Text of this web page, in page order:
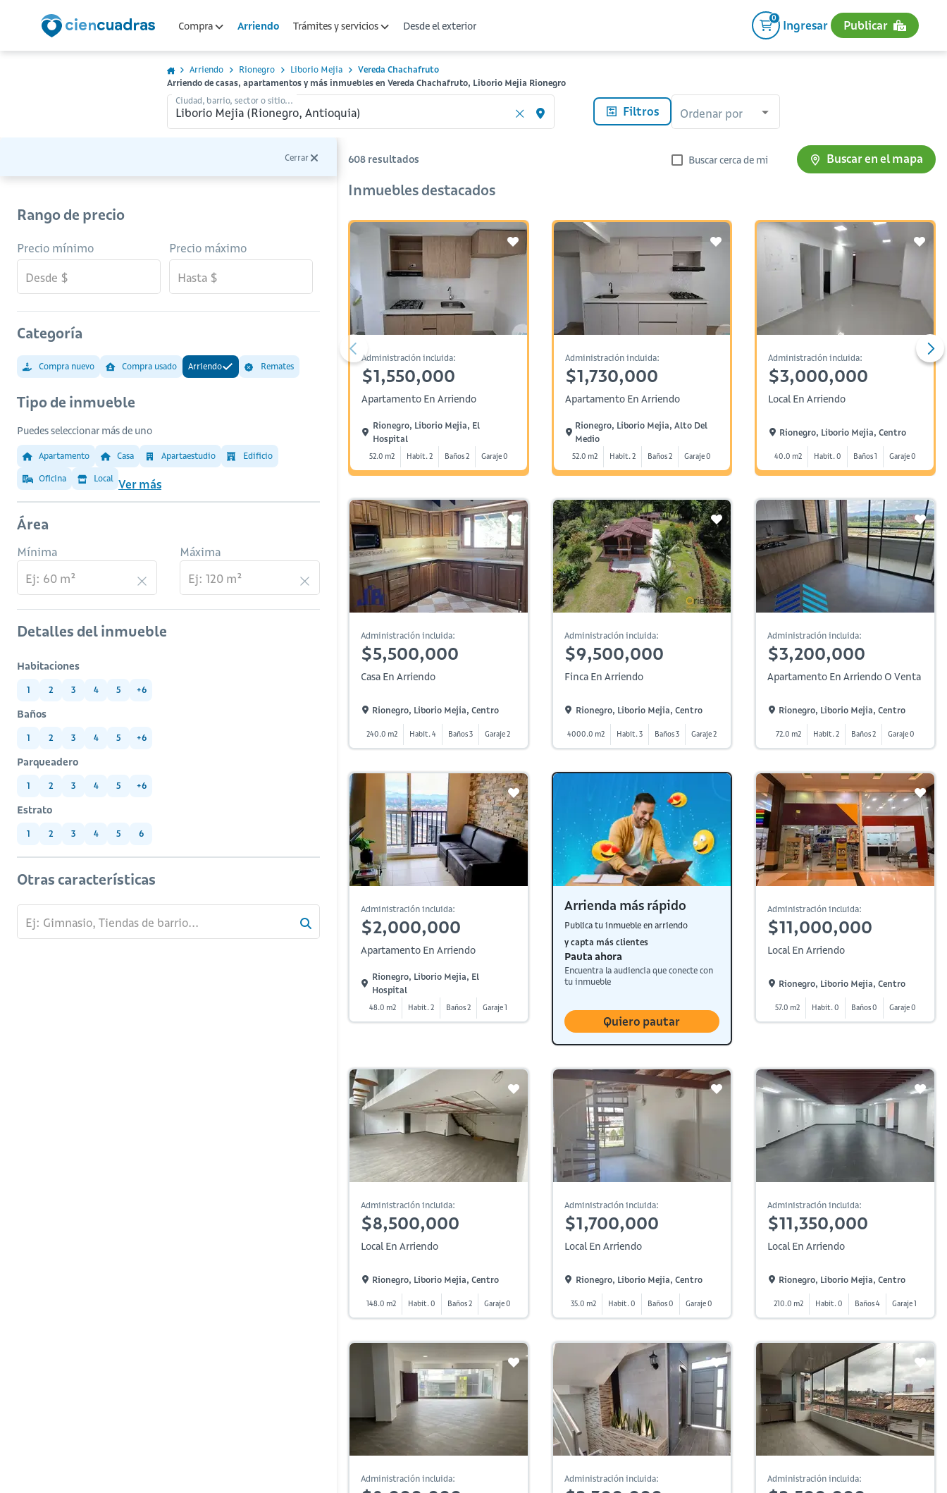
Compra Arriendo Trámites y servicios Desde el exterior
0
Ingresar Publicar
Arriendo Rionegro Liborio Mejia
Vereda Chachafruto
Arriendo de casas, apartamentos y más inmuebles en Vereda Chachafruto, Liborio Mejia Rionegro
Ciudad, barrio, sector o sitio...
Filtros Ordenar por
Cerrar
Rango de precio
Precio mínimo Precio máximo
Categoría
Compra nuevo Compra usado Arriendo Remates
Tipo de inmueble
Puedes seleccionar más de uno
Apartamento Casa Apartaestudio Edificio
Oficina Local Ver más
Área
Mínima Máxima
Detalles del inmueble
Habitaciones
1 2 3 4 5 +6
Baños
1 2 3 4 5 +6
Parqueadero
1 2 3 4 5 +6
Estrato
1 2 3 4 5 6
Otras características
608 resultados Buscar cerca de mi Buscar en el mapa
Inmuebles destacados
Administración incluida:
$1,550,000
Apartamento En Arriendo
Rionegro, Liborio Mejia, El
Hospital
52.0 m2 Habit. 2 Baños 2 Garaje 0
Administración incluida:
$1,730,000
Apartamento En Arriendo
Rionegro, Liborio Mejia, Alto Del
Medio
52.0 m2 Habit. 2 Baños 2 Garaje 0
Administración incluida:
$3,000,000
Local En Arriendo
Rionegro, Liborio Mejia, Centro
40.0 m2 Habit. 0 Baños 1 Garaje 0
Administración incluida:
$5,500,000
Casa En Arriendo
Rionegro, Liborio Mejia, Centro
240.0 m2 Habit. 4 Baños 3 Garaje 2
Administración incluida:
$9,500,000
Finca En Arriendo
Rionegro, Liborio Mejia, Centro
4000.0 m2 Habit. 3 Baños 3 Garaje 2
Administración incluida:
$3,200,000
Apartamento En Arriendo O Venta
Rionegro, Liborio Mejia, Centro
72.0 m2 Habit. 2 Baños 2 Garaje 0
Administración incluida:
$2,000,000
Apartamento En Arriendo
Rionegro, Liborio Mejia, El
Hospital
48.0 m2 Habit. 2 Baños 2 Garaje 1
Arrienda más rápido
Publica tu inmueble en arriendo
y capta más clientes
Pauta ahora
Encuentra la audiencia que conecte con
tu inmueble
Quiero pautar
Administración incluida:
$11,000,000
Local En Arriendo
Rionegro, Liborio Mejia, Centro
57.0 m2 Habit. 0 Baños 0 Garaje 0
Administración incluida:
$8,500,000
Local En Arriendo
Rionegro, Liborio Mejia, Centro
148.0 m2 Habit. 0 Baños 2 Garaje 0
Administración incluida:
$1,700,000
Local En Arriendo
Rionegro, Liborio Mejia, Centro
35.0 m2 Habit. 0 Baños 0 Garaje 0
Administración incluida:
$11,350,000
Local En Arriendo
Rionegro, Liborio Mejia, Centro
210.0 m2 Habit. 0 Baños 4 Garaje 1
Administración incluida: Administración incluida: Administración incluida: